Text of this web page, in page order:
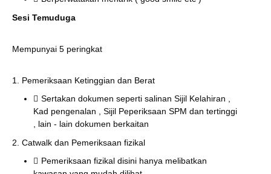
Sesi Temuduga
Mempunyai 5 peringkat
1. Pemeriksaan Ketinggian dan Berat
Sertakan dokumen seperti salinan Sijil Kelahiran ,
Kad pengenalan , Sijil Peperiksaan SPM dan tertinggi
, lain - lain dokumen berkaitan
2. Catwalk dan Pemeriksaan fizikal
Pemeriksaan fizikal disini hanya melibatkan